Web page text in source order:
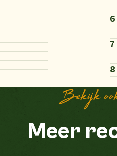
6
7
8
Bekijk
Meer